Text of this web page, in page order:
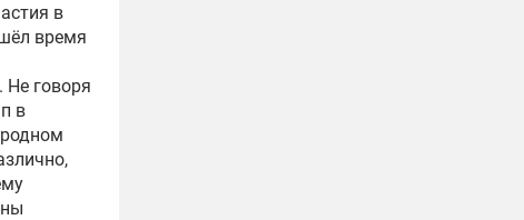
в
время
. Не говоря
в